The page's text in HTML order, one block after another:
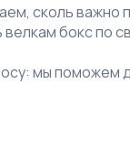
сколь
бокс по
мы поможем